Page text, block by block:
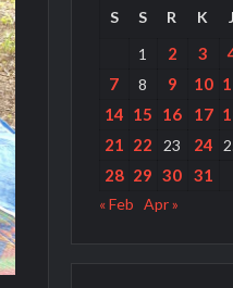
S S R K J
1
2 3
7 8 9 10
14 15 16 17
21
22 23 24
28 29 30 31
« Feb Apr »